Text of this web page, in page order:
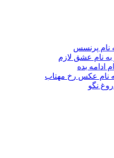
نام پرنسس
به نام عشق لازم
ادامه بده
نام عکس رخ مهتاب
نگو